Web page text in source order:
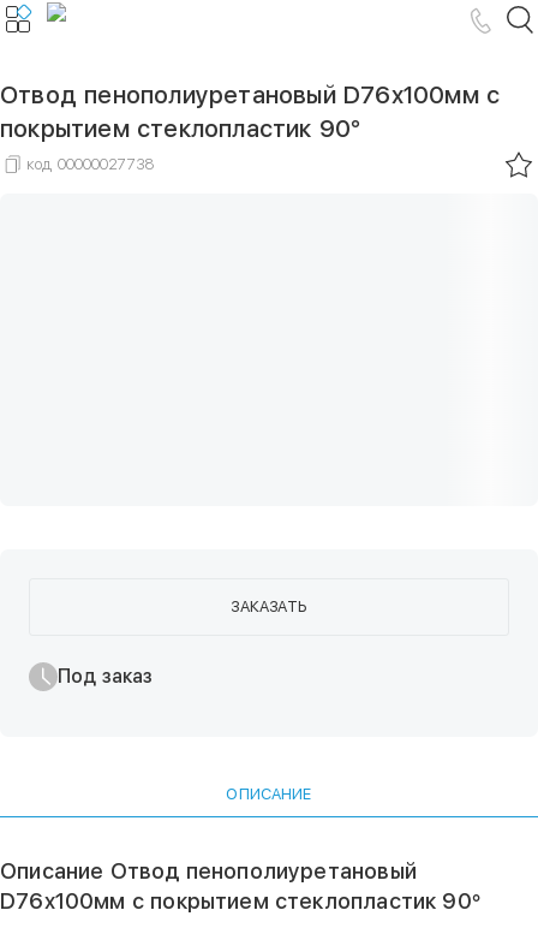
Отвод пенополиуретановый D76х100мм с
покрытием стеклопластик 90°
код 00000027738
ЗАКАЗАТЬ
Под заказ
ОПИСАНИЕ
Описание Отвод пенополиуретановый
D76х100мм с покрытием стеклопластик 90°